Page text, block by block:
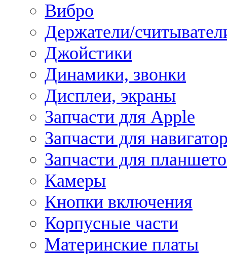
Вибро
Держатели/
Джойстики
Динамики, звонки
Дисплеи, экраны
Запчасти для Apple
Запчасти для
Запчасти для
Камеры
Кнопки включения
Корпусные части
Материнские платы